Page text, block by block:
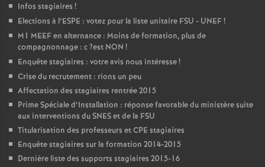
Infos stagiaires !
Elections à l’ESPE : votez pour la liste unitaire FSU - UNEF!
M1 MEEFen alternance : Moins de formation, plus de
compagnonnage : c?est NON !
Enquête stagiaires : votre avis nous intéresse!
Crise du recrutement : rions un peu
Affectation des stagiaires rentrée 2015
Prime Spéciale d’Installation : réponse favorable du ministère suite
aux interventions duSNESet de la FSU
Titularisation des professeurs etCPE stagiaires
Enquête stagiaires sur la formation 2014-2015
Dernière liste des supports stagiaires 2015-16